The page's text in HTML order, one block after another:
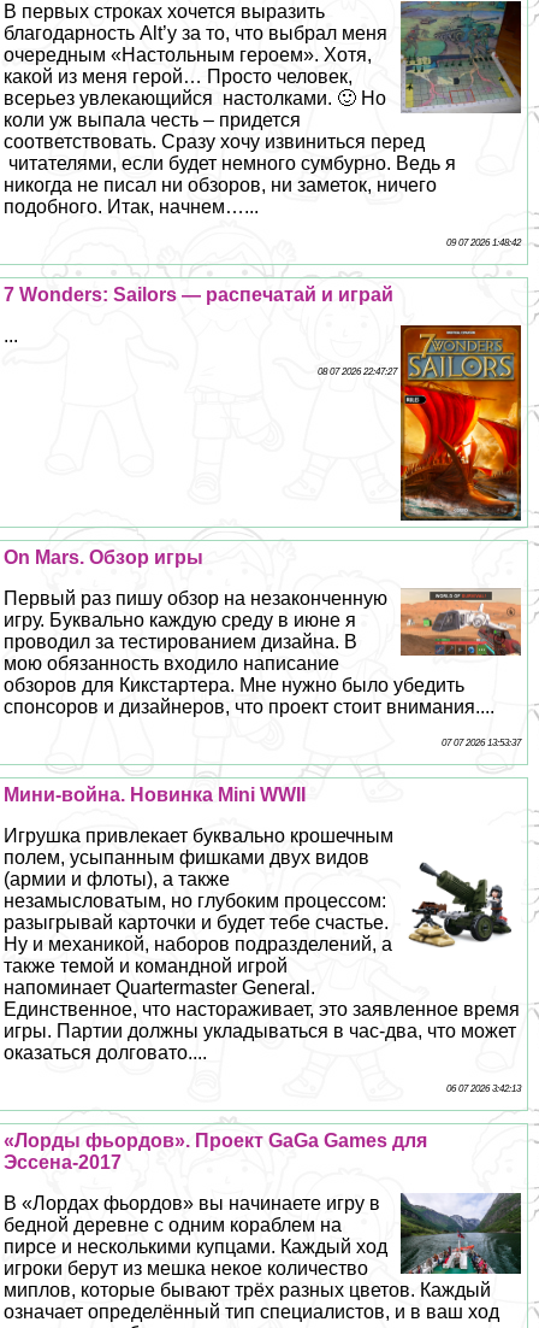
В первых строках хочется выразить
благодарность Alt’у за то, что выбрал меня
очередным «Настольным героем». Хотя,
какой из меня герой… Просто человек,
всерьез увлекающийся настолками. 🙂 Но
коли уж выпала честь – придется
соответствовать. Сразу хочу извиниться перед
читателями, если будет немного сумбурно. Ведь я
никогда не писал ни обзоров, ни заметок, ничего
подобного. Итак, начнем…...
09 07 2026 1:48:42
7 Wonders: Sailors — распечатай и играй
...
08 07 2026 22:47:27
On Mars. Обзор игры
Первый раз пишу обзор на незаконченную
игру. Буквально каждую среду в июне я
проводил за тестированием дизайна. В
мою обязанность входило написание
обзоров для Кикстартера. Мне нужно было убедить
спонсоров и дизайнеров, что проект стоит внимания....
07 07 2026 13:53:37
Мини-война. Новинка Mini WWII
Игрушка привлекает буквально крошечным
полем, усыпанным фишками двух видов
(армии и флоты), а также
незамысловатым, но глубоким процессом:
разыгрывай карточки и будет тебе счастье.
Ну и механикой, наборов подразделений, а
также темой и комaндной игрой
напоминает Quartermaster General.
Единственное, что настораживает, это заявленное время
игры. Партии должны укладываться в час-два, что может
оказаться долговато....
06 07 2026 3:42:13
«Лорды фьордов». Проект GaGa Games для
Эссена-2017
В «Лордах фьордов» вы начинаете игру в
бедной деревне с одним кораблем на
пирсе и несколькими купцами. Каждый ход
игроки берут из мешка некое количество
миплов, которые бывают трёх разных цветов. Каждый
означает определённый тип специалистов, и в ваш ход